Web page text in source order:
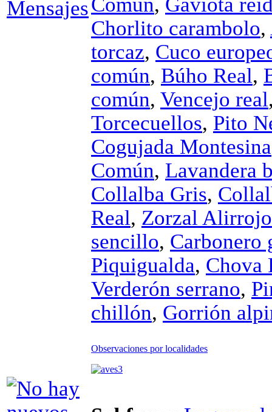
Chorlito carambolo,
torcaz, Cuco
común, Búho Real,
común, Vencejo real
Torcecuellos, Pito
Cogujada Montesina
Común, Lavandera
Collalba Gris,
Real, Zorzal Alirrojo
sencillo, Carbonero
Piquigualda, Chova
Verderón serrano,
chillón, Gorrión
Observaciones por localidades